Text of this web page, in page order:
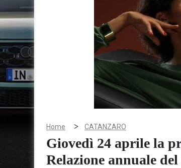
Home > CATANZARO
Giovedì 24 aprile la
Relazione annuale